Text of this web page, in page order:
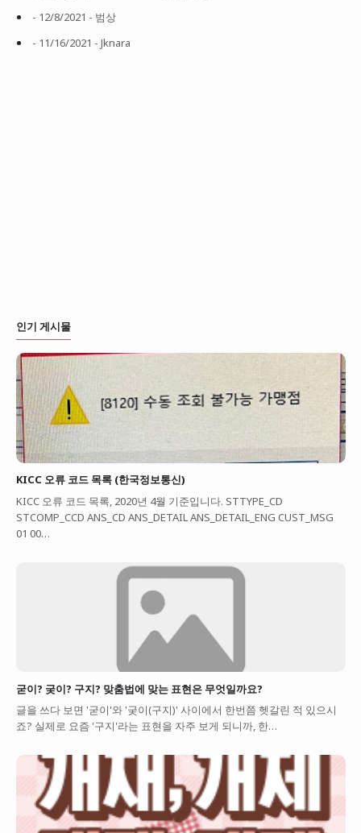
- 12/8/2021 - 범상
- 11/16/2021 - Jknara
인기 게시물
KICC 오류 코드 목록 (한국정보통신)
KICC 오류 코드 목록, 2020년 4월 기준입니다. STTYPE_CD
STCOMP_CCD ANS_CD ANS_DETAIL ANS_DETAIL_ENG CUST_MSG
01 00…
굳이? 궂이? 구지? 맞춤법에 맞는 표현은 무엇일까요?
글을 쓰다 보면 '굳이'와 '궂이(구지)' 사이에서 한번쯤 헷갈린 적 있으시
죠? 실제로 요즘 '구지'라는 표현을 자주 보게 되니까, 한…